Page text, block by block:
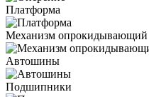
Платформа
Механизм опрокидывающий
Автошины
Подшипники